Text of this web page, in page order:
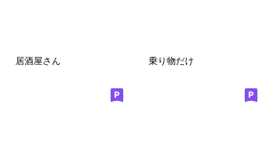
居酒屋さん 乗り物だけ